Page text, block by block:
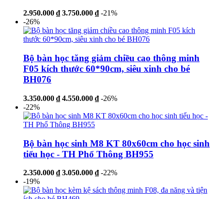
2.950.000 ₫ 3.750.000 ₫ -21%
-26%
Bộ bàn học tăng giảm chiều cao thông minh
F05 kích thước 60*90cm, siêu xinh cho bé
BH076
3.350.000 ₫ 4.550.000 ₫ -26%
-22%
Bộ bàn học sinh M8 KT 80x60cm cho học sinh
tiểu học - TH Phổ Thông BH955
2.350.000 ₫ 3.050.000 ₫ -22%
-19%